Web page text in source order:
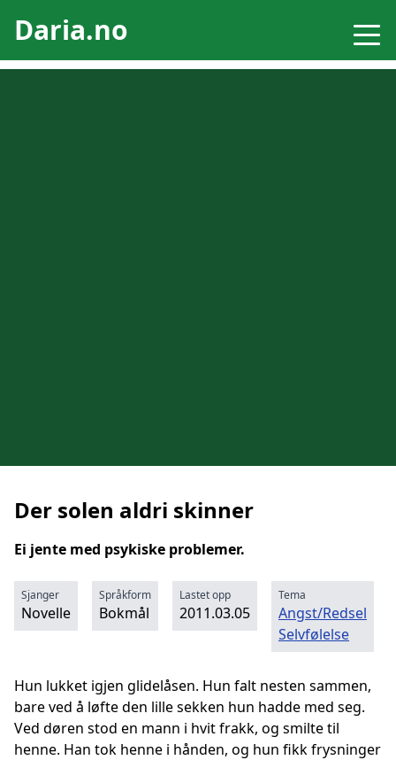
Daria.no
Der solen aldri skinner
Ei jente med psykiske problemer.
Sjanger
Novelle
Språkform
Bokmål
Lastet opp
2011.03.05
Tema
Angst/Redsel
Selvfølelse
Hun lukket igjen glidelåsen. Hun falt nesten sammen,
bare ved å løfte den lille sekken hun hadde med seg.
Ved døren stod en mann i hvit frakk, og smilte til
henne. Han tok henne i hånden, og hun fikk frysninger